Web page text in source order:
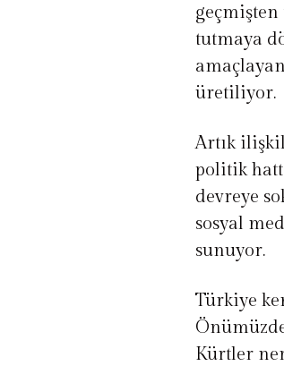
tutmaya
üretiliyor.
Artık
politik
devreye
sosyal
sunuyor.
Türkiye
Kürtler